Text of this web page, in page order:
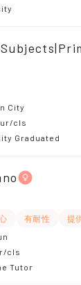
City
cls
Graduated
有耐性
提
cls
Tutor